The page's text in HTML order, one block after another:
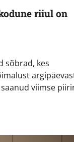
riiul on
sõbrad, kes
viimse